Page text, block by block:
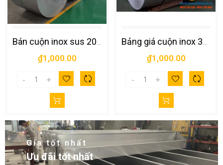
₫1,000.00 ₫1,000.00
Gía tốt nhất
Ưu đãi tốt nhất